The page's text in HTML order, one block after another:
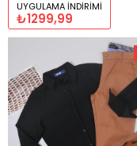
UYGULAMA İNDIRIMI
₺1299,99